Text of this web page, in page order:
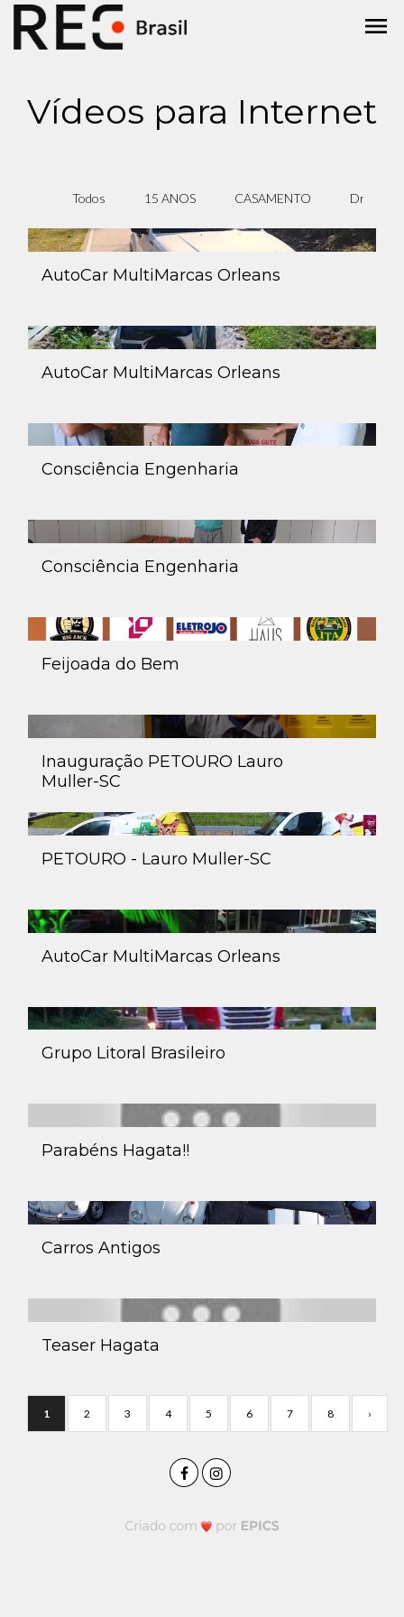
menu
Vídeos para Internet
Todos 15 ANOS CASAMENTO Drone
AutoCar MultiMarcas Orleans
AutoCar MultiMarcas Orleans
Consciência Engenharia
Consciência Engenharia
Feijoada do Bem
Inauguração PETOURO Lauro
Muller-SC
PETOURO - Lauro Muller-SC
AutoCar MultiMarcas Orleans
Grupo Litoral Brasileiro
Parabéns Hagata!!
Carros Antigos
Teaser Hagata
1 2 3 4 5 6 7 8 ›